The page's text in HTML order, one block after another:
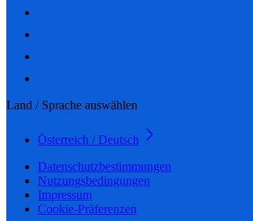
Land / Sprache auswählen
Österreich / Deutsch
Datenschutzbestimmungen
Nutzungsbedingungen
Impressum
Cookie-Präferenzen